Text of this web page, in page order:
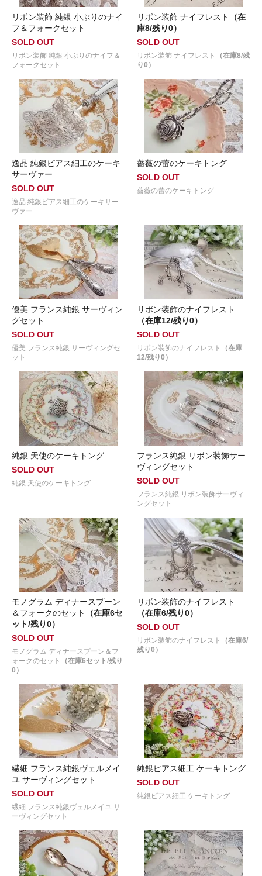
リボン装飾 純銀 小ぶりのナイ
フ＆フォークセット
SOLD OUT
リボン装飾 純銀 小ぶりのナイフ＆
フォークセット
リボン装飾 ナイフレスト
（在
庫8/残り0）
SOLD OUT
リボン装飾 ナイフレスト
（在庫8/残
り0）
逸品 純銀ピアス細工のケーキ
サーヴァー
SOLD OUT
逸品 純銀ピアス細工のケーキサー
ヴァー
薔薇の蕾のケーキトング
SOLD OUT
薔薇の蕾のケーキトング
優美 フランス純銀 サーヴィン
グセット
SOLD OUT
優美 フランス純銀 サーヴィングセ
ット
リボン装飾のナイフレスト
（在庫12/残り0）
SOLD OUT
リボン装飾のナイフレスト
（在庫
12/残り0）
純銀 天使のケーキトング
SOLD OUT
純銀 天使のケーキトング
フランス純銀 リボン装飾サー
ヴィングセット
SOLD OUT
フランス純銀 リボン装飾サーヴィ
ングセット
モノグラム ディナースプーン
＆フォークのセット
（在庫6セ
ット/残り0）
SOLD OUT
モノグラム ディナースプーン＆フ
ォークのセット
（在庫6セット/残り
0）
リボン装飾のナイフレスト
（在庫6/残り0）
SOLD OUT
リボン装飾のナイフレスト
（在庫6/
残り0）
繊細 フランス純銀ヴェルメイ
ユ サーヴィングセット
SOLD OUT
繊細 フランス純銀ヴェルメイユ サ
ーヴィングセット
純銀ピアス細工 ケーキトング
SOLD OUT
純銀ピアス細工 ケーキトング